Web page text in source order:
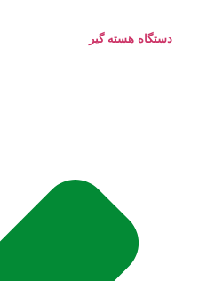
دستگاه هسته گیر